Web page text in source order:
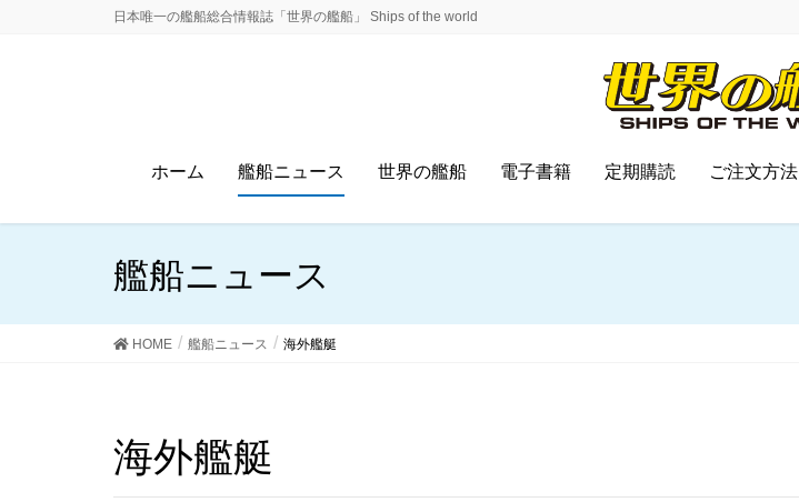
日本唯一の艦船総合情報誌「世界の艦船」 Ships of the world
ホーム 艦船ニュース 世界の艦船 電子書籍 定期購読 ご注文方法
艦船ニュース
HOME 艦船ニュース 海外艦艇
海外艦艇